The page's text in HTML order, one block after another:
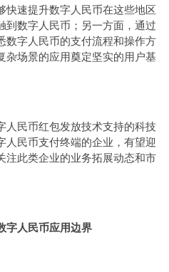
快速提升数字人民币在这些地区
到数字人民币；另一方面，通过
数字人民币的支付流程和操作方
杂场景的应用奠定坚实的用户基
人民币红包发放技术支持的科技
民币支付终端的企业，有望迎
注此类企业的业务拓展动态和市
字人民币应用边界